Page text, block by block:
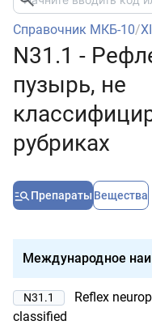
Справочник МКБ-10/
N31.1 -
пузырь, не
рубриках
Препараты Вещества
Международное
N31.1
Reflex
classified